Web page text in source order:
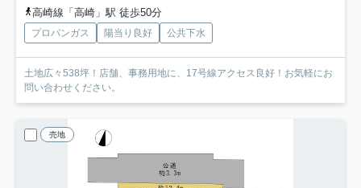
高崎線「高崎」駅 徒歩50分
プロパンガス 陽当り良好 公共下水
土地広々538坪！店舗、事務用地に、17号線アクセス良好！お気軽にお
問い合わせください。
売地